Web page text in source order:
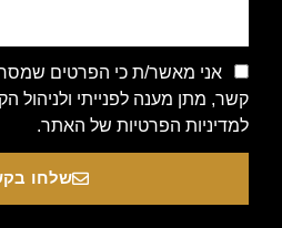
אני מאשר/ת כי הפרטים
קשר, מתן מענה לפנייתי ולניהול
למדיניות הפרטיות של האתר.
שלחו